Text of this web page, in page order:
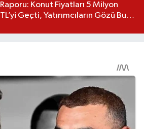
Raporu: Konut Fiyatları 5 Milyon
TL’yi Geçti, Yatırımcıların Gözü Bu